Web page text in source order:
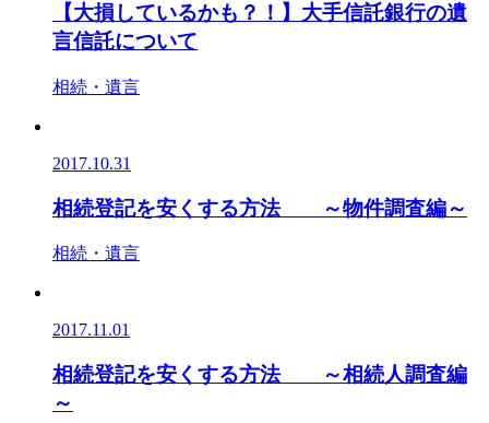
【大損しているかも？！】大手信託銀行の遺
言信託について
相続・遺言
2017.10.31
相続登記を安くする方法 ～物件調査編～
相続・遺言
2017.11.01
相続登記を安くする方法 ～相続人調査編
～